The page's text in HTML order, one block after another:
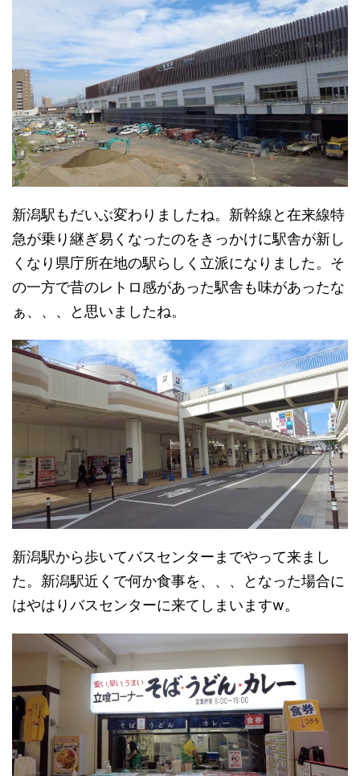
新潟駅もだいぶ変わりましたね。新幹線と在来線特
急が乗り継ぎ易くなったのをきっかけに駅舎が新し
くなり県庁所在地の駅らしく立派になりました。そ
の一方で昔のレトロ感があった駅舎も味があったな
ぁ、、、と思いましたね。
新潟駅から歩いてバスセンターまでやって来まし
た。新潟駅近くで何か食事を、、、となった場合に
はやはりバスセンターに来てしまいますw。